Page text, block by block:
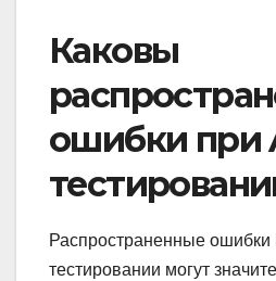
Каковы
ошибки при
Распространенные ошибки
тестировании могут